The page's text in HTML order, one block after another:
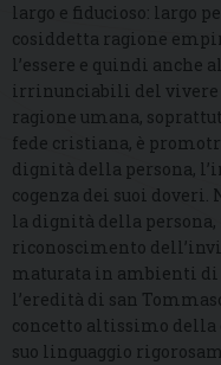
largo e fiducioso: largo
cosiddetta ragione
l’essere e quindi
irrinunciabili del vivere
ragione umana,
fede cristiana, è
dignità della persona,
cogenza dei suoi
la dignità della
riconoscimento
maturata in ambienti di
l’eredità di san
concetto altissimo della
suo linguaggio